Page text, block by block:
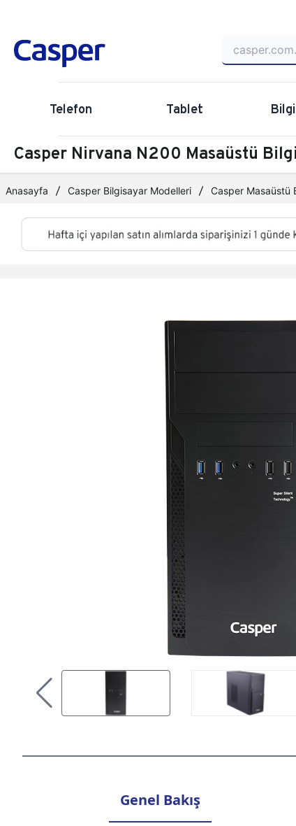
Telefon Tablet
Casper Nirvana N200 Masaüstü
Anasayfa Casper Bilgisayar Modelleri Casper Masaüstü
Genel Bakış